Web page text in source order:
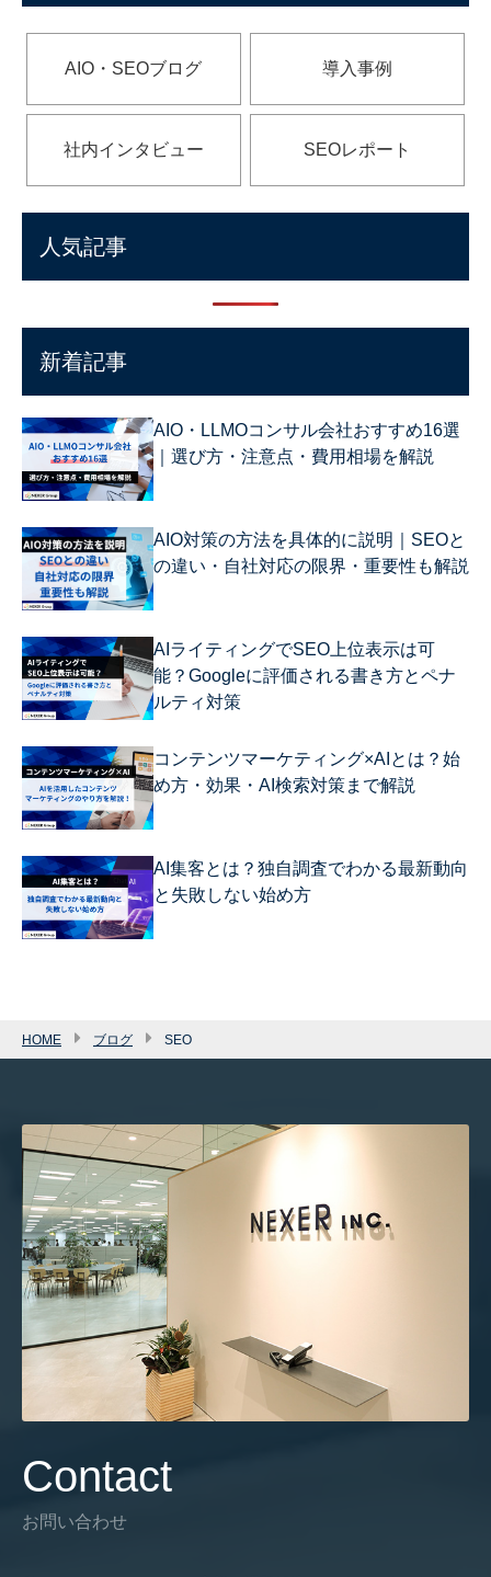
AIO・SEOブログ 導入事例
社内インタビュー SEOレポート
人気記事
新着記事
AIO・LLMOコンサル会社おすすめ16選
｜選び方・注意点・費用相場を解説
AIO対策の方法を具体的に説明｜SEOと
の違い・自社対応の限界・重要性も解説
AIライティングでSEO上位表示は可
能？Googleに評価される書き方とペナ
ルティ対策
コンテンツマーケティング×AIとは？始
め方・効果・AI検索対策まで解説
AI集客とは？独自調査でわかる最新動向
と失敗しない始め方
HOME ブログ SEO
Contact
お問い合わせ